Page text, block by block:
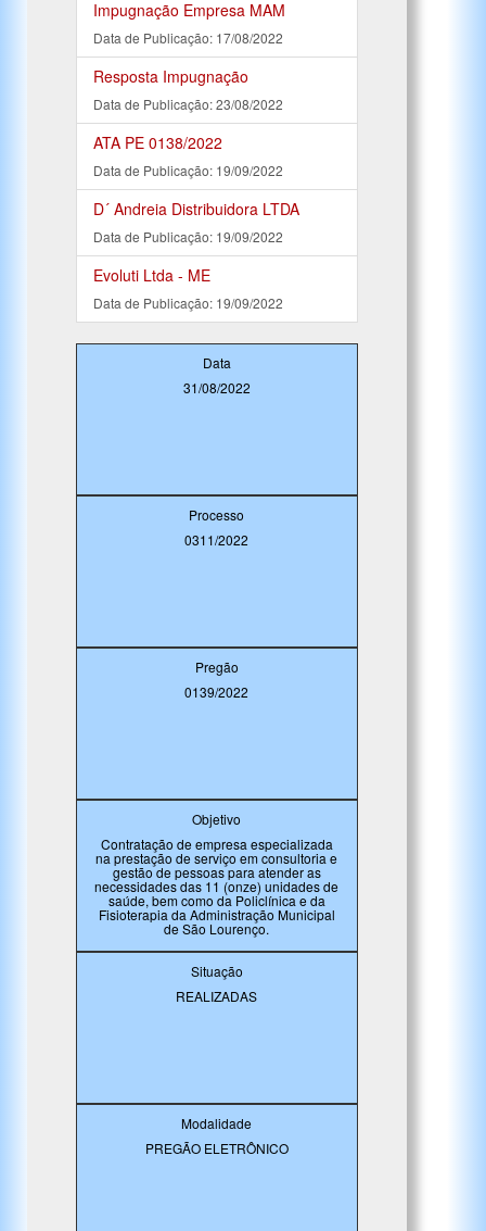
Impugnação Empresa MAM
Data de Publicação: 17/08/2022
Resposta Impugnação
Data de Publicação: 23/08/2022
ATA PE 0138/2022
Data de Publicação: 19/09/2022
D´ Andreia Distribuidora LTDA
Data de Publicação: 19/09/2022
Evoluti Ltda - ME
Data de Publicação: 19/09/2022
Data
31/08/2022
Processo
0311/2022
Pregão
0139/2022
Objetivo
Contratação de empresa especializada
na prestação de serviço em consultoria e
gestão de pessoas para atender as
necessidades das 11 (onze) unidades de
saúde, bem como da Policlínica e da
Fisioterapia da Administração Municipal
de São Lourenço.
Situação
REALIZADAS
Modalidade
PREGÃO ELETRÔNICO